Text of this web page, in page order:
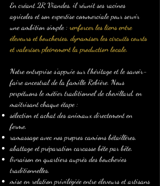
En créant 2R Viandes, il réunit ses racines
agricoles et son expertise commerciale pour servir
une ambition simple : renforcer les liens entre
éleveurs et boucheries, dynamiser les circuits courts
et valoriser pleinement la production locale.
Notre entreprise s’appuie sur l’héritage et le savoir-
faire ancestral de la famille Rebière. Nous
perpétuons le métier traditionnel de chevillard, en
maîtrisant chaque étape :
sélection et achat des animaux directement en
ferme,
ramassage avec nos propres camions bétaillères,
abattage et préparation carcasse bête par bête,
livraison en quartiers auprès des boucheries
traditionnelles,
mise en relation privilégiée entre éleveurs et artisans